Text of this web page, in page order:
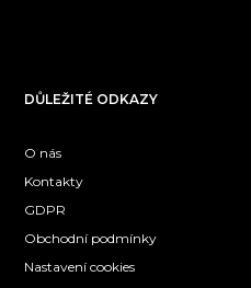
DŮLEŽITÉ ODKAZY
O nás
Kontakty
GDPR
Obchodní podmínky
Nastavení cookies